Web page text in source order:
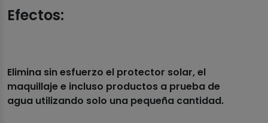
Efectos:
Elimina sin esfuerzo el protector solar, el
maquillaje e incluso productos a prueba de
agua utilizando solo una pequeña cantidad.